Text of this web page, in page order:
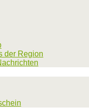
der Region